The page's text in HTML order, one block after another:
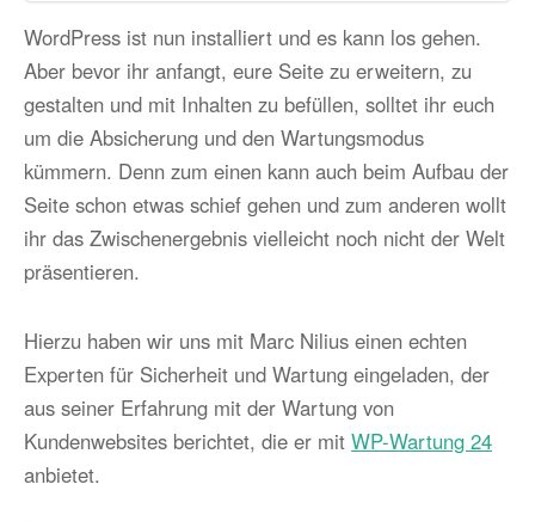
WordPress ist nun installiert und es kann los gehen.
Aber bevor ihr anfangt, eure Seite zu erweitern, zu
gestalten und mit Inhalten zu befüllen, solltet ihr euch
um die Absicherung und den Wartungsmodus
kümmern. Denn zum einen kann auch beim Aufbau der
Seite schon etwas schief gehen und zum anderen wollt
ihr das Zwischenergebnis vielleicht noch nicht der Welt
präsentieren.
Hierzu haben wir uns mit Marc Nilius einen echten
Experten für Sicherheit und Wartung eingeladen, der
aus seiner Erfahrung mit der Wartung von
Kundenwebsites berichtet, die er mit WP-Wartung 24
anbietet.